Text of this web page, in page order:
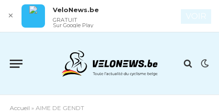
Accueil » AIME DE GENDT
✕
VeloNews.be
GRATUIT
Sur Google Play
VOIR